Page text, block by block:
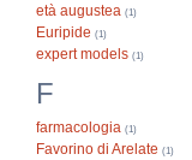
età augustea (1)
Euripide (1)
expert models (1)
F
farmacologia (1)
Favorino di Arelate (1)